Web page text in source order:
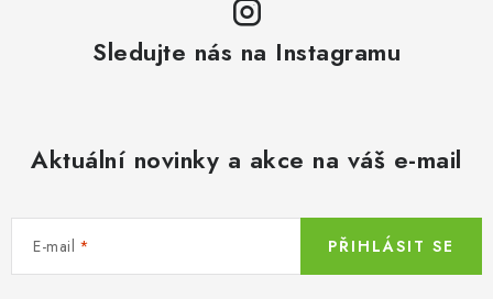
Sledujte nás na Instagramu
Aktuální novinky a akce na váš e-mail
E-mail PŘIHLÁSIT SE